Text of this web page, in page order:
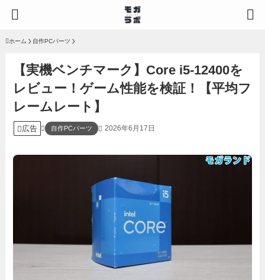
ホーム 自作PCパーツ
【実機ベンチマーク】Core i5-12400を
レビュー！ゲーム性能を検証！【平均フ
レームレート】
広告 自作PCパーツ 2026年6月17日